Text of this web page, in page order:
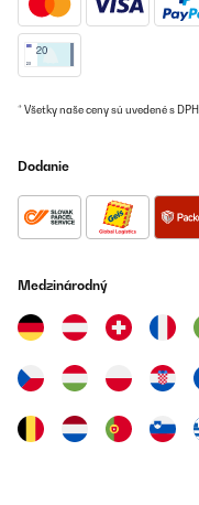
* Všetky naše ceny sú uvedené s DPH.
Dodanie
Medzinárodný